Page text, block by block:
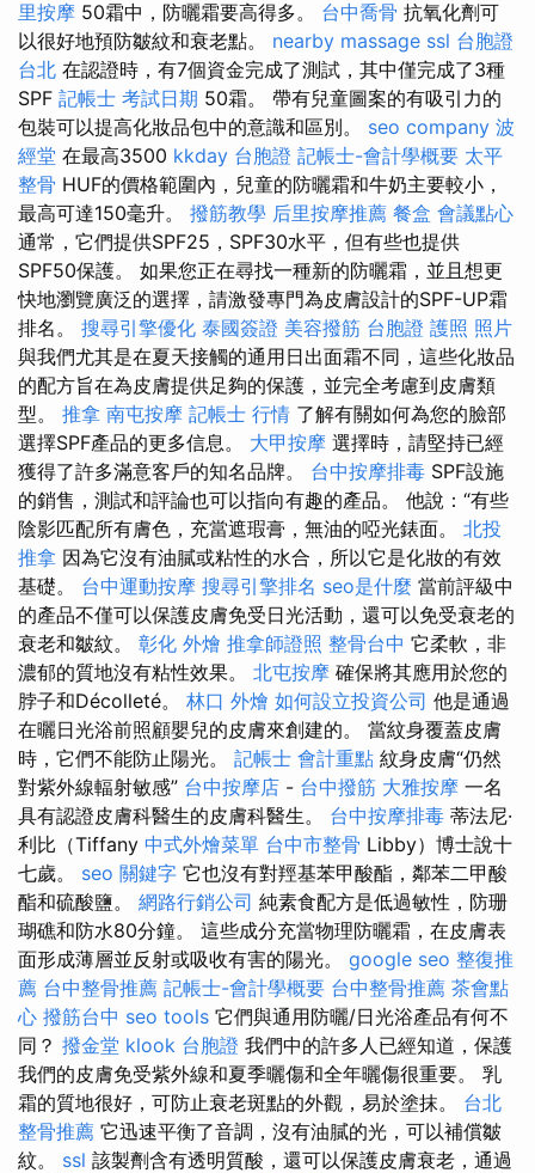
里按摩 50霜中，防曬霜要高得多。 台中喬骨 抗氧化劑可
以很好地預防皺紋和衰老點。 nearby massage ssl 台胞證
台北 在認證時，有7個資金完成了測試，其中僅完成了3種
SPF 記帳士 考試日期 50霜。 帶有兒童圖案的有吸引力的
包裝可以提高化妝品包中的意識和區別。 seo company 波
經堂 在最高3500 kkday 台胞證 記帳士-會計學概要 太平
整骨 HUF的價格範圍內，兒童的防曬霜和牛奶主要較小，
最高可達150毫升。 撥筋教學 后里按摩推薦 餐盒 會議點心
通常，它們提供SPF25，SPF30水平，但有些也提供
SPF50保護。 如果您正在尋找一種新的防曬霜，並且想更
快地瀏覽廣泛的選擇，請激發專門為皮膚設計的SPF-UP霜
排名。 搜尋引擎優化 泰國簽證 美容撥筋 台胞證 護照 照片
與我們尤其是在夏天接觸的通用日出面霜不同，這些化妝品
的配方旨在為皮膚提供足夠的保護，並完全考慮到皮膚類
型。 推拿 南屯按摩 記帳士 行情 了解有關如何為您的臉部
選擇SPF產品的更多信息。 大甲按摩 選擇時，請堅持已經
獲得了許多滿意客戶的知名品牌。 台中按摩排毒 SPF設施
的銷售，測試和評論也可以指向有趣的產品。 他說：“有些
陰影匹配所有膚色，充當遮瑕膏，無油的啞光錶面。 北投
推拿 因為它沒有油膩或粘性的水合，所以它是化妝的有效
基礎。 台中運動按摩 搜尋引擎排名 seo是什麼 當前評級中
的產品不僅可以保護皮膚免受日光活動，還可以免受衰老的
衰老和皺紋。 彰化 外燴 推拿師證照 整骨台中 它柔軟，非
濃郁的質地沒有粘性效果。 北屯按摩 確保將其應用於您的
脖子和Décolleté。 林口 外燴 如何設立投資公司 他是通過
在曬日光浴前照顧嬰兒的皮膚來創建的。 當紋身覆蓋皮膚
時，它們不能防止陽光。 記帳士 會計重點 紋身皮膚“仍然
對紫外線輻射敏感” 台中按摩店 - 台中撥筋 大雅按摩 一名
具有認證皮膚科醫生的皮膚科醫生。 台中按摩排毒 蒂法尼·
利比（Tiffany 中式外燴菜單 台中市整骨 Libby）博士說十
七歲。 seo 關鍵字 它也沒有對羥基苯甲酸酯，鄰苯二甲酸
酯和硫酸鹽。 網路行銷公司 純素食配方是低過敏性，防珊
瑚礁和防水80分鐘。 這些成分充當物理防曬霜，在皮膚表
面形成薄層並反射或吸收有害的陽光。 google seo 整復推
薦 台中整骨推薦 記帳士-會計學概要 台中整骨推薦 茶會點
心 撥筋台中 seo tools 它們與通用防曬/日光浴產品有何不
同？ 撥金堂 klook 台胞證 我們中的許多人已經知道，保護
我們的皮膚免受紫外線和夏季曬傷和全年曬傷很重要。 乳
霜的質地很好，可防止衰老斑點的外觀，易於塗抹。 台北
整骨推薦 它迅速平衡了音調，沒有油膩的光，可以補償皺
紋。 ssl 該製劑含有透明質酸，還可以保護皮膚衰老，通過